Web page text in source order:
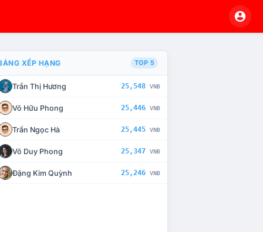
CHẾ TÀI XỬ LÝ VI PHẠM
XẾP HẠNG TOP 5
Trần Thị Hương 25,548 VNĐ
Võ Hữu Phong 25,446 VNĐ
Trần Ngọc Hà 25,445 VNĐ
Võ Duy Phong 25,347 VNĐ
Đặng Kim Quỳnh 25,246 VNĐ